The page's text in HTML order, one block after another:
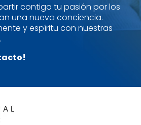
contigo tu pasión por los
una nueva conciencia.
y espíritu con nuestras